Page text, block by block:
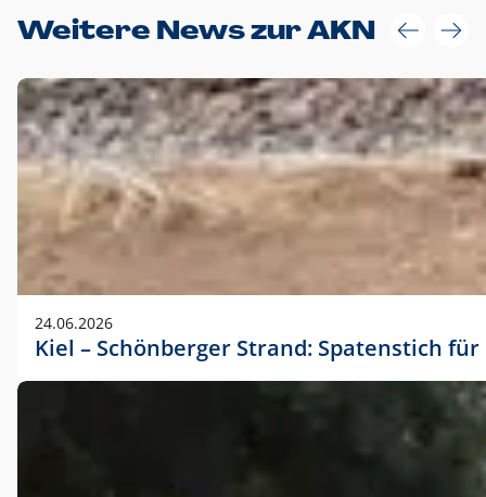
Weitere News zur AKN
24.06.2026
Kiel – Schönberger Strand: Spatenstich